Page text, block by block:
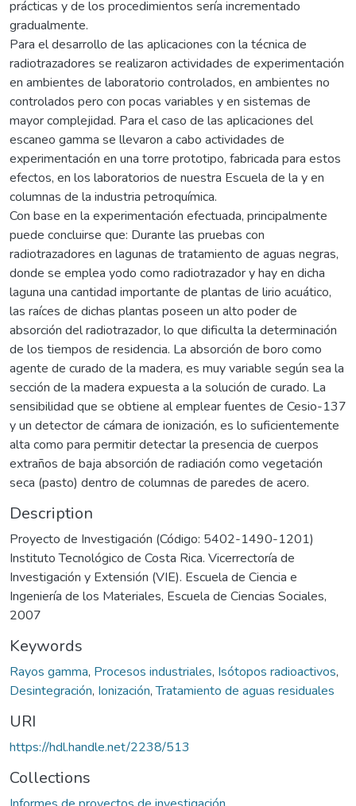
prácticas y de los procedimientos sería incrementado
gradualmente.
Para el desarrollo de las aplicaciones con la técnica de
radiotrazadores se realizaron actividades de experimentación
en ambientes de laboratorio controlados, en ambientes no
controlados pero con pocas variables y en sistemas de
mayor complejidad. Para el caso de las aplicaciones del
escaneo gamma se llevaron a cabo actividades de
experimentación en una torre prototipo, fabricada para estos
efectos, en los laboratorios de nuestra Escuela de la y en
columnas de la industria petroquímica.
Con base en la experimentación efectuada, principalmente
puede concluirse que: Durante las pruebas con
radiotrazadores en lagunas de tratamiento de aguas negras,
donde se emplea yodo como radiotrazador y hay en dicha
laguna una cantidad importante de plantas de lirio acuático,
las raíces de dichas plantas poseen un alto poder de
absorción del radiotrazador, lo que dificulta la determinación
de los tiempos de residencia. La absorción de boro como
agente de curado de la madera, es muy variable según sea la
sección de la madera expuesta a la solución de curado. La
sensibilidad que se obtiene al emplear fuentes de Cesio-137
y un detector de cámara de ionización, es lo suficientemente
alta como para permitir detectar la presencia de cuerpos
extraños de baja absorción de radiación como vegetación
seca (pasto) dentro de columnas de paredes de acero.
Description
Proyecto de Investigación (Código: 5402-1490-1201)
Instituto Tecnológico de Costa Rica. Vicerrectoría de
Investigación y Extensión (VIE). Escuela de Ciencia e
Ingeniería de los Materiales, Escuela de Ciencias Sociales,
2007
Keywords
Rayos gamma, Procesos industriales, Isótopos radioactivos,
Desintegración, Ionización,Tratamiento de aguas residuales
URI
https://hdl.handle.net/2238/513
Collections